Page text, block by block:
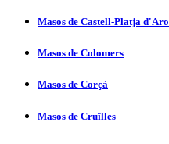
Masos de Castell-Platja d'Aro
Masos de Colomers
Masos de Corçà
Masos de Cruïlles